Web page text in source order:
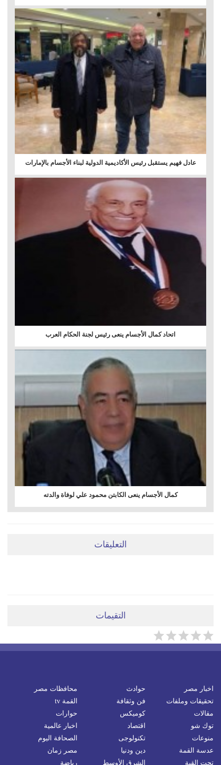
عادل فهيم يستقبل رئيس الأكاديمية الدولية لبناء الأجسام بالإمارات
اتحاد كمال الأجسام ينعى رئيس لجنة الحكام العرب
كمال الأجسام ينعى الكابتن محمود علي لوفاة والدته
التعليقات
التقيمات
اخبار مصر حوادث
محافظات مصر
تحقيقات وملفات
فن وثقافة
القمة tv
مقالات
كوميكس
حوارات
توك شو
اقتصاد
اخبار عالمية
منوعات
تكنولوجى
الصحافة اليوم
عدسة القمة
دين ودنيا
مصر زمان
تحت القبة
الشرق الأوسط رياضة